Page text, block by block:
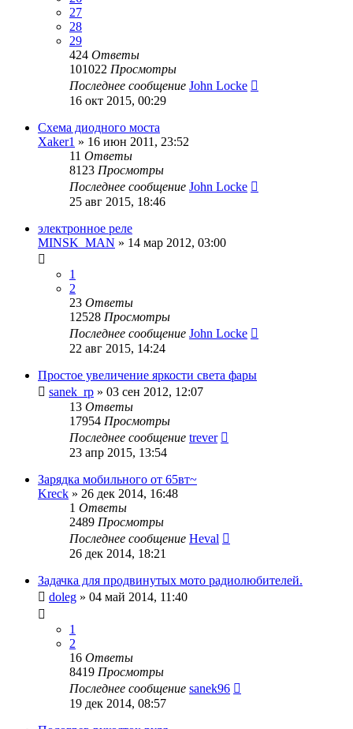
27
28
29
424 Ответы
101022 Просмотры
Последнее сообщение John Locke
16 окт 2015, 00:29
Схема диодного моста
Xaker1 » 16 июн 2011, 23:52
11 Ответы
8123 Просмотры
Последнее сообщение John Locke
25 авг 2015, 18:46
электронное реле
MINSK_MAN » 14 мар 2012, 03:00
1
2
23 Ответы
12528 Просмотры
Последнее сообщение John Locke
22 авг 2015, 14:24
Простое увеличение яркости света фары
sanek_rp » 03 сен 2012, 12:07
13 Ответы
17954 Просмотры
Последнее сообщение trever
23 апр 2015, 13:54
Зарядка мобильного от 65вт~
Kreck » 26 дек 2014, 16:48
1 Ответы
2489 Просмотры
Последнее сообщение Heval
26 дек 2014, 18:21
Задачка для продвинутых мото радиолюбителей.
doleg » 04 май 2014, 11:40
1
2
16 Ответы
8419 Просмотры
Последнее сообщение sanek96
19 дек 2014, 08:57